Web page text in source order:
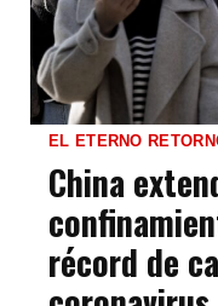
EL ETERNO
China
récord de